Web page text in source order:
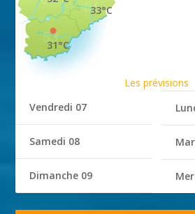
33°C
31°C
Les prévisions
Vendredi 07
Samedi 08
Dimanche 09